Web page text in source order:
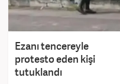
Ezanı tencereyle
protesto eden kişi
tutuklandı